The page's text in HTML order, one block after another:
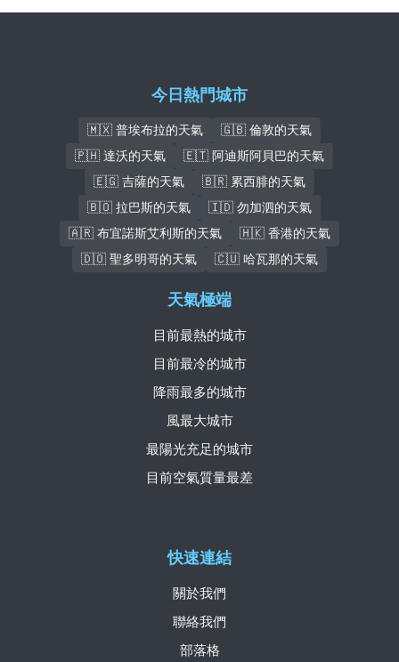
今日熱門城市
🇲🇽 普埃布拉的天氣
🇬🇧 倫敦的天氣
🇵🇭 達沃的天氣
🇪🇹 阿迪斯阿貝巴的天氣
🇪🇬 吉薩的天氣
🇧🇷 累西腓的天氣
🇧🇴 拉巴斯的天氣
🇮🇩 勿加泗的天氣
🇦🇷 布宜諾斯艾利斯的天氣
🇭🇰 香港的天氣
🇩🇴 聖多明哥的天氣
🇨🇺 哈瓦那的天氣
快速連結
關於我們
聯絡我們
部落格
天氣極端
目前最熱的城市
目前最冷的城市
降雨最多的城市
風最大城市
最陽光充足的城市
目前空氣質量最差